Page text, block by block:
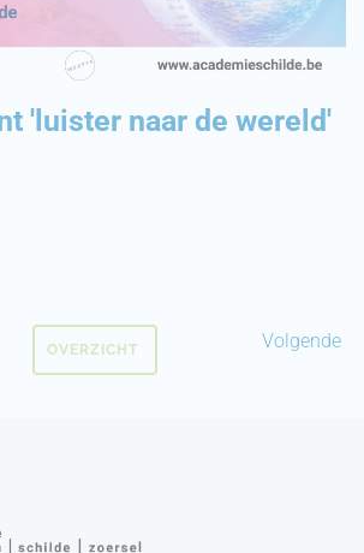
'luister naar de wereld'
Volgende
OVERZICHT